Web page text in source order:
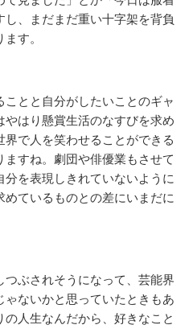
、まだまだ重い十字架を背負
す。
とと自分がしたいことのギャ
やはり懸賞生活のなすびを求め
で人を笑わせることができる
すね。劇団や俳優業もさせて
分を表現しきれていないように
ているものとの差にいまだに
ぶされそうになって、芸能界
ないかと思っていたときもあ
人生なんだから、好きなこと